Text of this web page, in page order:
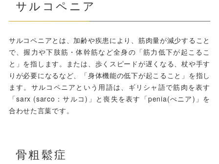
サルコペニア
サルコペニアとは、加齢や疾患により、筋肉量が減少すること
で、握力や下肢筋・体幹筋など全身の「筋力低下が起こるこ
と」を指します。または、歩くスピードが遅くなる、杖や手す
りが必要になるなど、「身体機能の低下が起こること」を指し
ます。サルコペニアという用語は、ギリシャ語で筋肉を表す
「sarx (sarco：サルコ)」と喪失を表す「penia(ぺニア)」を
合わせた言葉です。
骨粗鬆症